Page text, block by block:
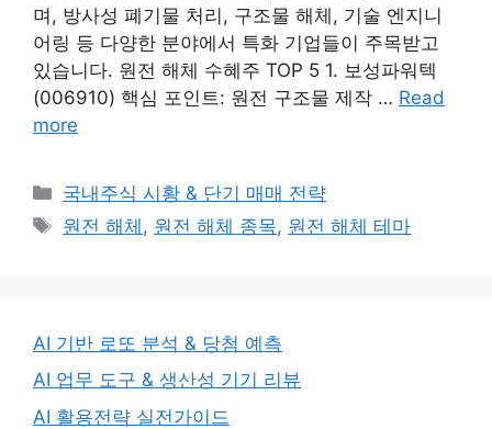
며, 방사성 폐기물 처리, 구조물 해체, 기술 엔지니
어링 등 다양한 분야에서 특화 기업들이 주목받고
있습니다. 원전 해체 수혜주 TOP 5 1. 보성파워텍
(006910) 핵심 포인트: 원전 구조물 제작 … Read
more
Categories
국내주식 시황 & 단기 매매 전략
Tags
원전 해체 , 원전 해체 종목, 원전 해체 테마
AI 기반 로또 분석 & 당첨 예측
AI 업무 도구 & 생산성 기기 리뷰
AI 활용전략 실전가이드